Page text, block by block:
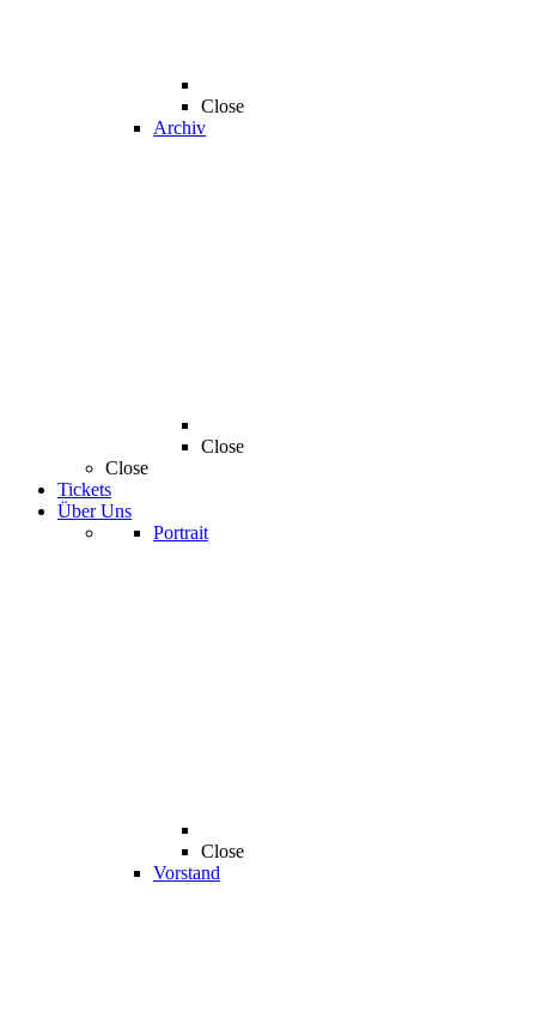
Close
Archiv
Close
Close
Tickets
Über Uns
Portrait
Close
Vorstand